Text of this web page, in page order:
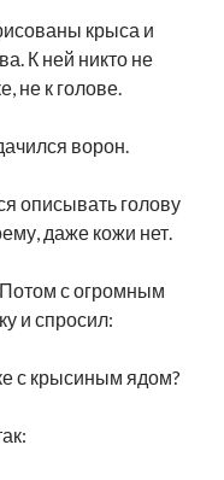
крыса и
К ней никто не
не к голове.
ворон.
описывать голову
даже кожи нет.
с огромным
и спросил:
с крысиным ядом?